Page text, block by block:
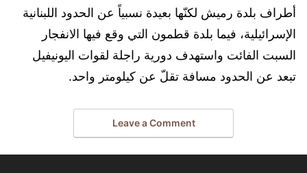
أطراف بلدة رميش لكنّها بعيدة نسبياً عن الحدود اللبنانية
الإسرائيلية، فيما بلدة قطمون التي وقع فيها الانفجار
السبت الفائت واستهدف دورية راجلة لقوات اليونيفيل
تبعد عن الحدود مسافة تقلّ عن كيلومتر واحد.
Leave a Comment